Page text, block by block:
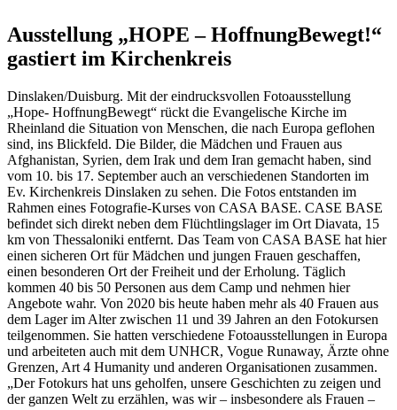
Ausstellung „HOPE – HoffnungBewegt!“
gastiert im Kirchenkreis
Dinslaken/Duisburg. Mit der eindrucksvollen Fotoausstellung
„Hope- HoffnungBewegt“ rückt die Evangelische Kirche im
Rheinland die Situation von Menschen, die nach Europa geflohen
sind, ins Blickfeld. Die Bilder, die Mädchen und Frauen aus
Afghanistan, Syrien, dem Irak und dem Iran gemacht haben, sind
vom 10. bis 17. September auch an verschiedenen Standorten im
Ev. Kirchenkreis Dinslaken zu sehen. Die Fotos entstanden im
Rahmen eines Fotografie-Kurses von CASA BASE. CASE BASE
befindet sich direkt neben dem Flüchtlingslager im Ort Diavata, 15
km von Thessaloniki entfernt. Das Team von CASA BASE hat hier
einen sicheren Ort für Mädchen und jungen Frauen geschaffen,
einen besonderen Ort der Freiheit und der Erholung. Täglich
kommen 40 bis 50 Personen aus dem Camp und nehmen hier
Angebote wahr. Von 2020 bis heute haben mehr als 40 Frauen aus
dem Lager im Alter zwischen 11 und 39 Jahren an den Fotokursen
teilgenommen. Sie hatten verschiedene Fotoausstellungen in Europa
und arbeiteten auch mit dem UNHCR, Vogue Runaway, Ärzte ohne
Grenzen, Art 4 Humanity und anderen Organisationen zusammen.
„Der Fotokurs hat uns geholfen, unsere Geschichten zu zeigen und
der ganzen Welt zu erzählen, was wir – insbesondere als Frauen –